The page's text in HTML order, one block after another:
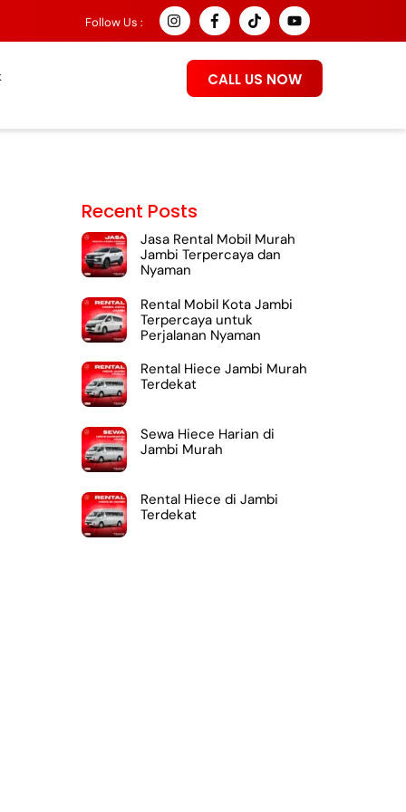
Follow Us :
CALL US NOW
Recent Posts
Jasa Rental Mobil Murah
Jambi Terpercaya dan
Nyaman
Rental Mobil Kota Jambi
Terpercaya untuk
Perjalanan Nyaman
Rental Hiece Jambi Murah
Terdekat
Sewa Hiece Harian di
Jambi Murah
Rental Hiece di Jambi
Terdekat